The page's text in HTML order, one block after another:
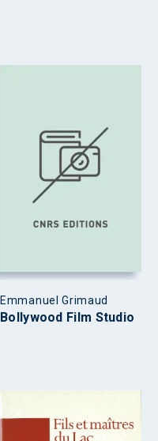
Emmanuel Grimaud
Bollywood Film Studio